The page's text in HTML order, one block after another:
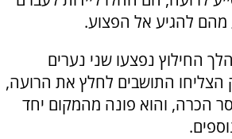
מהם להגיע אל הפצוע.
החילוץ נפצעו שני נערים
הצליחו התושבים לחלץ את הרועה,
הכרה, והוא פונה מהמקום יחד